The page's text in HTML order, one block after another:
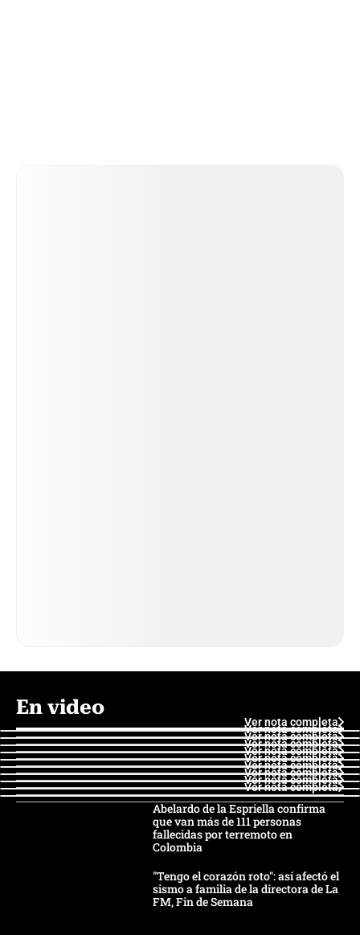
En video
Ver nota completa
Ver nota completa
Ver nota completa
Ver nota completa
Ver nota completa
Ver nota completa
Ver nota completa
Ver nota completa
Ver nota completa
Ver nota completa
Abelardo de la Espriella confirma
que van más de 111 personas
fallecidas por terremoto en
Colombia
"Tengo el corazón roto": así afectó el
sismo a familia de la directora de La
FM, Fin de Semana